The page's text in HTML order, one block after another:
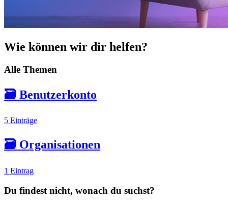
Wie können wir dir helfen?
Alle Themen
🗃️ Benutzerkonto
5 Einträge
🗃️ Organisationen
1 Eintrag
Du findest nicht, wonach du suchst?